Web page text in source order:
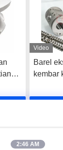
Video
Barel
kembar
2:46 AM